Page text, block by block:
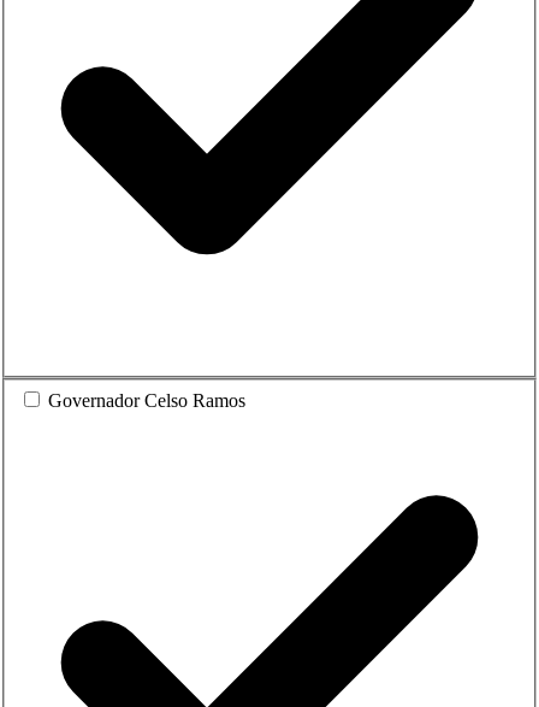
Governador Celso Ramos